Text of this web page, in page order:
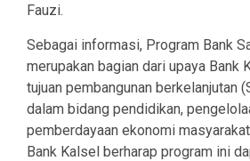
Fauzi.
Sebagai informasi, Program Bank
merupakan bagian dari upaya Bank
tujuan pembangunan berkelanjutan
dalam bidang pendidikan,
pemberdayaan ekonomi
Bank Kalsel berharap program ini